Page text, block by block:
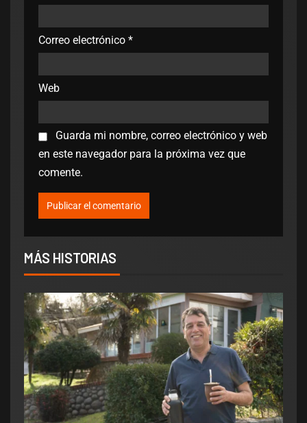
Correo electrónico *
Web
Guarda mi nombre, correo electrónico y web
en este navegador para la próxima vez que
comente.
MÁS HISTORIAS